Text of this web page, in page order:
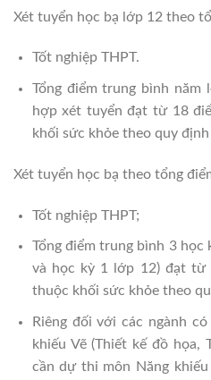
Xét tuyển học bạ lớp 12 theo
Tốt nghiệp THPT.
Tổng điểm trung bình
hợp xét tuyển đạt từ 18
khối sức khỏe theo quy
Xét tuyển học bạ theo tổng
Tốt nghiệp THPT;
Tổng điểm trung bình 3 học
và học kỳ 1 lớp 12) đạt từ
thuộc khối sức khỏe theo
Riêng đối với các ngành
khiếu Vẽ (Thiết kế đồ
cần dự thi môn Năng